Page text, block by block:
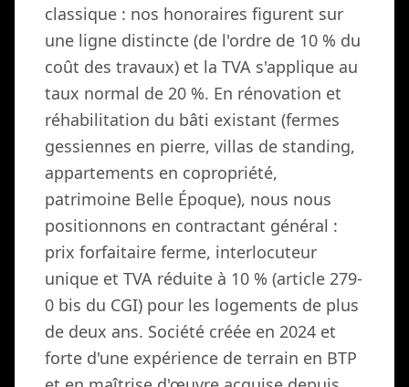
classique : nos honoraires figurent sur
une ligne distincte (de l'ordre de 10 % du
coût des travaux) et la TVA s'applique au
taux normal de 20 %. En rénovation et
réhabilitation du bâti existant (fermes
gessiennes en pierre, villas de standing,
appartements en copropriété,
patrimoine Belle Époque), nous nous
positionnons en contractant général :
prix forfaitaire ferme, interlocuteur
unique et TVA réduite à 10 % (article 279-
0 bis du CGI) pour les logements de plus
de deux ans. Société créée en 2024 et
forte d'une expérience de terrain en BTP